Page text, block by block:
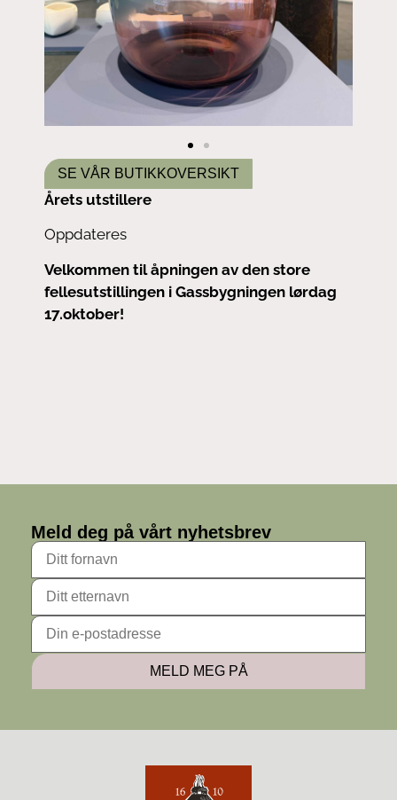
SE VÅR BUTIKKOVERSIKT
Årets utstillere
Oppdateres
Velkommen til åpningen av den store
fellesutstillingen i Gassbygningen lørdag
17.oktober!
Meld deg på vårt nyhetsbrev